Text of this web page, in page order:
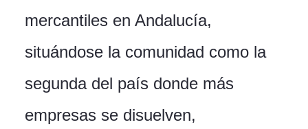
mercantiles en Andalucía,
situándose la comunidad como la
segunda del país donde más
empresas se disuelven,